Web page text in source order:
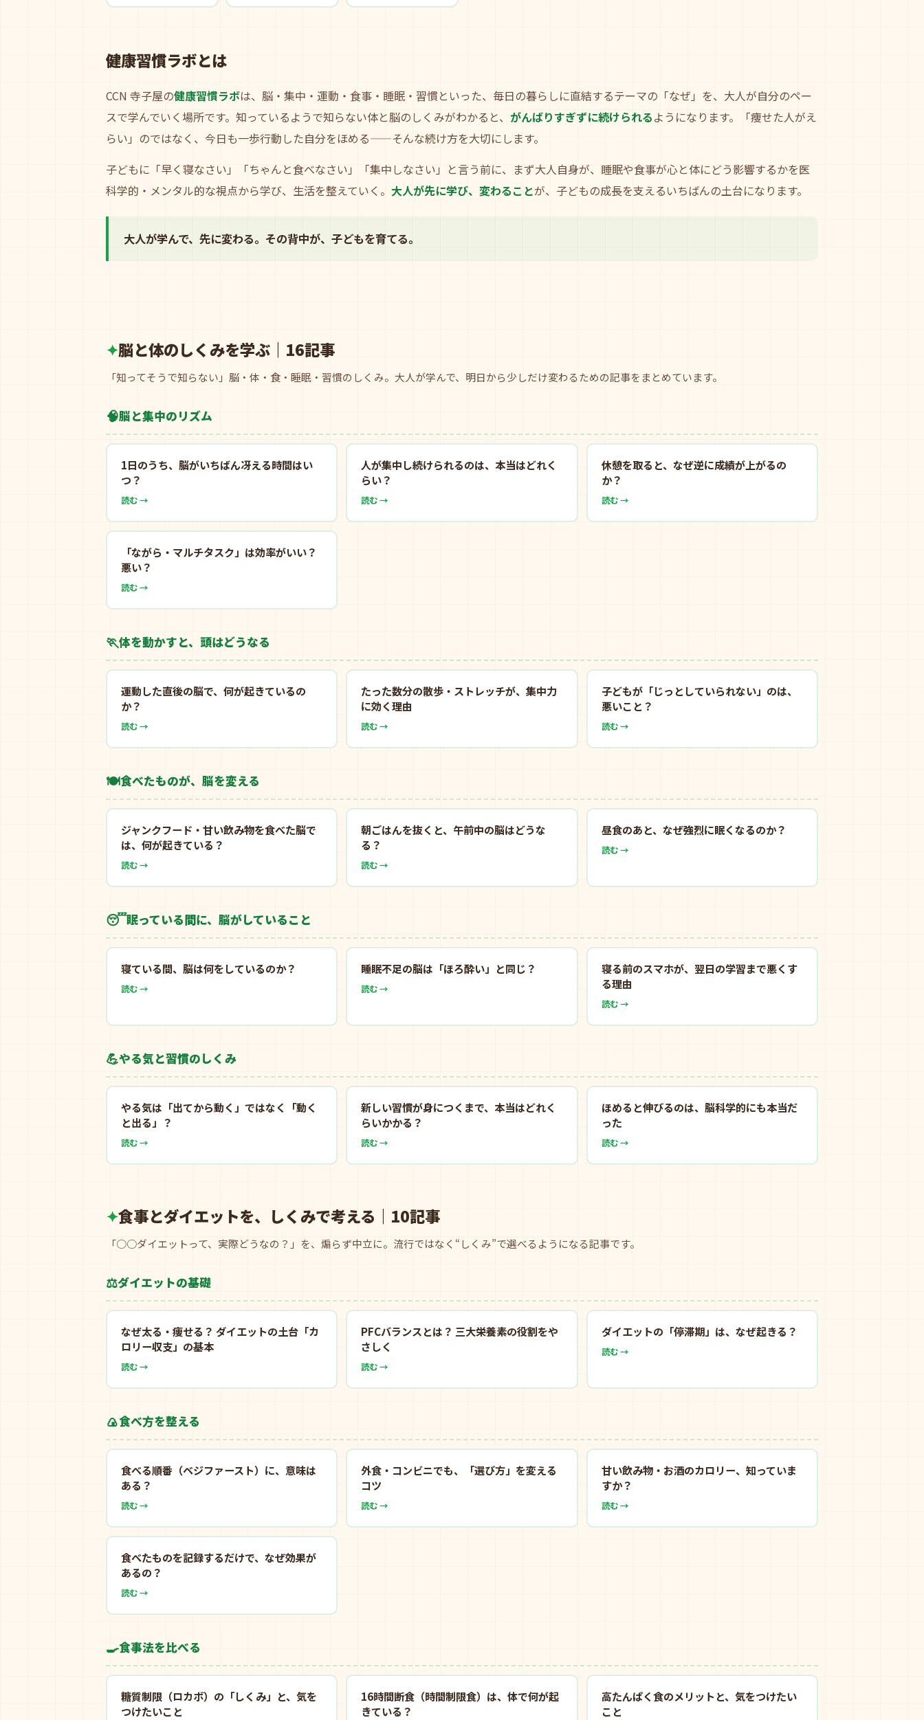
健康習慣ラボとは
CCN 寺子屋の健康習慣ラボは、脳・集中・運動・食事・睡眠・習慣といった、毎日の暮らしに直結するテーマの「なぜ」を、大人が自分のペー
スで学んでいく場所です。知っているようで知らない体と脳のしくみがわかると、 がんばりすぎずに続けられるようになります。「痩せた人がえ
らい」のではなく、今日も一歩行動した自分をほめる——そんな続け方を大切にします。
子どもに「早く寝なさい」「ちゃんと食べなさい」「集中しなさい」と言う前に、まず大人自身が、睡眠や食事が心と体にどう影響するかを医
科学的・メンタル的な視点から学び、生活を整えていく。 大人が先に学び、変わることが、子どもの成長を支えるいちばんの土台になります。
大人が学んで、先に変わる。その背中が、子どもを育てる。
脳と体のしくみを学ぶ｜16記事
「知ってそうで知らない」脳・体・食・睡眠・習慣のしくみ。大人が学んで、明日から少しだけ変わるための記事をまとめています。
🧠脳と集中のリズム
1日のうち、脳がいちばん冴える時間はい
つ？
読む →
人が集中し続けられるのは、本当はどれく
らい？
読む →
休憩を取ると、なぜ逆に成績が上がるの
か？
読む →
「ながら・マルチタスク」は効率がいい？
悪い？
読む →
🏃体を動かすと、頭はどうなる
運動した直後の脳で、何が起きているの
か？
読む →
たった数分の散歩・ストレッチが、集中力
に効く理由
読む →
子どもが「じっとしていられない」のは、
悪いこと？
読む →
🍽️食べたものが、脳を変える
ジャンクフード・甘い飲み物を食べた脳で
は、何が起きている？
読む →
朝ごはんを抜くと、午前中の脳はどうな
る？
読む →
昼食のあと、なぜ強烈に眠くなるのか？
読む →
😴眠っている間に、脳がしていること
寝ている間、脳は何をしているのか？
読む →
睡眠不足の脳は「ほろ酔い」と同じ？
読む →
寝る前のスマホが、翌日の学習まで悪くす
る理由
読む →
💪やる気と習慣のしくみ
やる気は「出てから動く」ではなく「動く
と出る」？
読む →
新しい習慣が身につくまで、本当はどれく
らいかかる？
読む →
ほめると伸びるのは、脳科学的にも本当だ
った
読む →
食事とダイエットを、しくみで考える｜10記事
「○○ダイエットって、実際どうなの？」を、煽らず中立に。流行ではなく“しくみ”で選べるようになる記事です。
⚖️ダイエットの基礎
なぜ太る・痩せる？ ダイエットの土台「カ
ロリー収支」の基本
読む →
PFCバランスとは？ 三大栄養素の役割をや
さしく
読む →
ダイエットの「停滞期」は、なぜ起きる？
読む →
🍙食べ方を整える
食べる順番（ベジファースト）に、意味は
ある？
読む →
外食・コンビニでも、「選び方」を変える
コツ
読む →
甘い飲み物・お酒のカロリー、知っていま
すか？
読む →
食べたものを記録するだけで、なぜ効果が
あるの？
読む →
🍳食事法を比べる
糖質制限（ロカボ）の「しくみ」と、気を
つけたいこと
16時間断食（時間制限食）は、体で何が起
きている？
高たんぱく食のメリットと、気をつけたい
こと